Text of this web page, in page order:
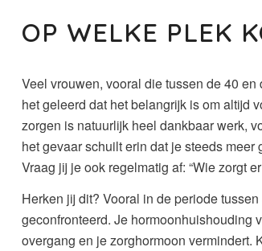
OP WELKE PLEK
Veel vrouwen, vooral die tussen de 40 en
het geleerd dat het belangrijk is om altijd
zorgen is natuurlijk heel dankbaar werk,
het gevaar schuilt erin dat je steeds
Vraag jij je ook regelmatig af: “Wie zorgt
Herken jij dit? Vooral in de periode
geconfronteerd. Je hormoonhuishouding
overgang en je zorghormoon vermindert.